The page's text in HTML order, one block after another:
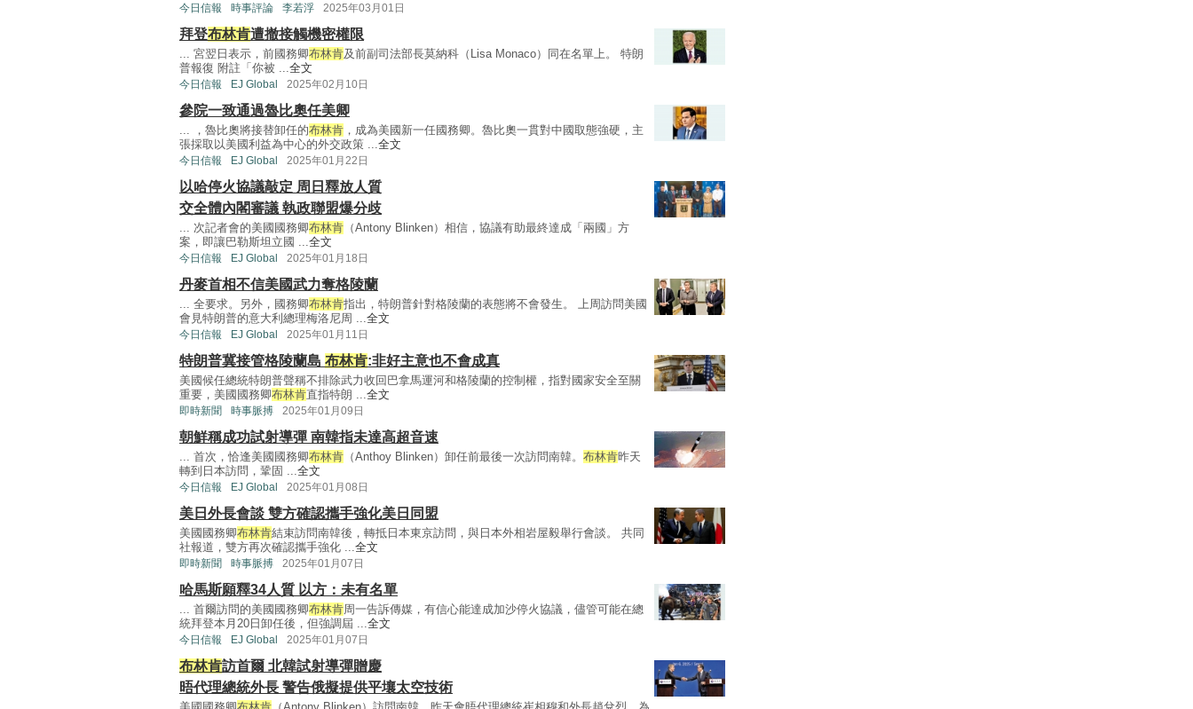
今日信報 時事評論 李若浮 2025年03月01日
拜登布林肯遭撤接觸機密權限
... 宮翌日表示，前國務卿布林肯及前副司法部長莫納科（Lisa Monaco）同在名單上。 特朗
普報復 附註「你被 ... 全文
今日信報 EJ Global 2025年02月10日
參院一致通過魯比奧任美卿
... ，魯比奧將接替卸任的布林肯 ，成為美國新一任國務卿。魯比奧一貫對中國取態強硬，主
張採取以美國利益為中心的外交政策 ... 全文
今日信報 EJ Global 2025年01月22日
以哈停火協議敲定 周日釋放人質
交全體內閣審議 執政聯盟爆分歧
... 次記者會的美國國務卿布林肯 （Antony Blinken）相信，協議有助最終達成「兩國」方
案，即讓巴勒斯坦立國 ... 全文
今日信報 EJ Global 2025年01月18日
丹麥首相不信美國武力奪格陵蘭
... 全要求。另外，國務卿布林肯指出，特朗普針對格陵蘭的表態將不會發生。 上周訪問美國
會見特朗普的意大利總理梅洛尼周 ... 全文
今日信報 EJ Global 2025年01月11日
特朗普冀接管格陵蘭島 布林肯:非好主意也不會成真
美國候任總統特朗普聲稱不排除武力收回巴拿馬運河和格陵蘭的控制權，指對國家安全至關
重要，美國國務卿布林肯直指特朗 ... 全文
即時新聞 時事脈搏 2025年01月09日
朝鮮稱成功試射導彈 南韓指未達高超音速
... 首次，恰逢美國國務卿布林肯 （Anthoy Blinken）卸任前最後一次訪問南韓。 布林肯昨天
轉到日本訪問，鞏固 ... 全文
今日信報 EJ Global 2025年01月08日
美日外長會談 雙方確認攜手強化美日同盟
美國國務卿布林肯結束訪問南韓後，轉抵日本東京訪問，與日本外相岩屋毅舉行會談。 共同
社報道，雙方再次確認攜手強化 ... 全文
即時新聞 時事脈搏 2025年01月07日
哈馬斯願釋34人質 以方：未有名單
... 首爾訪問的美國國務卿布林肯周一告訴傳媒，有信心能達成加沙停火協議，儘管可能在總
統拜登本月20日卸任後，但強調屆 ... 全文
今日信報 EJ Global 2025年01月07日
布林肯訪首爾 北韓試射導彈贈慶
晤代理總統外長 警告俄擬提供平壤太空技術